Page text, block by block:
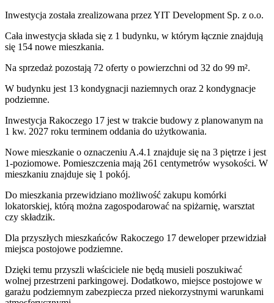
Inwestycja została zrealizowana przezYIT Development Sp. z o.o.
Cała inwestycja składa się z 1 budynku, w którym łącznie znajdują
się 154 nowe mieszkania.
Na sprzedaż pozostają 72 oferty o powierzchni od 32 do 99 m².
W budynku jest 13 kondygnacji naziemnych oraz 2 kondygnacje
podziemne.
Inwestycja Rakoczego 17 jest w trakcie budowy z planowanym na
1 kw. 2027 roku terminem oddania do użytkowania.
Nowe mieszkanie o oznaczeniu A.4.1 znajduje się na 3 piętrze i jest
1-poziomowe. Pomieszczenia mają 261 centymetrów wysokości. W
mieszkaniu znajduje się 1 pokój.
Do mieszkania przewidziano możliwość zakupu komórki
lokatorskiej, którą można zagospodarować na spiżarnię, warsztat
czy składzik.
Dla przyszłych mieszkańców Rakoczego 17 deweloper przewidział
miejsca postojowe podziemne.
Dzięki temu przyszli właściciele nie będą musieli poszukiwać
wolnej przestrzeni parkingowej. Dodatkowo, miejsce postojowe w
garażu podziemnym zabezpiecza przed niekorzystnymi warunkami